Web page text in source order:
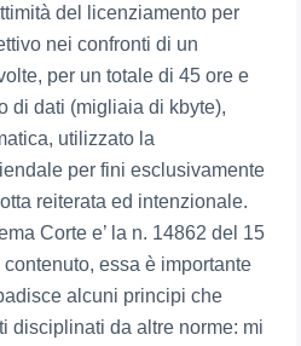
del licenziamento per
nei confronti di un
per un totale di 45 ore e
di dati (migliaia di kbyte),
utilizzato la
per fini esclusivamente
reiterata ed intenzionale.
Corte e’ la n. 14862 del 15
essa è importante
alcuni principi che
disciplinati da altre norme: mi